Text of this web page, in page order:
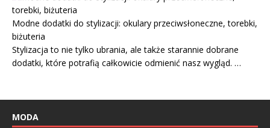
Modne dodatki do stylizacji: okulary przeciwsłoneczne, torebki,
biżuteria
Stylizacja to nie tylko ubrania, ale także starannie dobrane
dodatki, które potrafią całkowicie odmienić nasz wygląd. …
MODA